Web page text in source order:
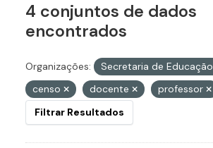
4 conjuntos de dados
encontrados
Organizações: Secretaria de Educação
censo
docente
professor
Filtrar Resultados